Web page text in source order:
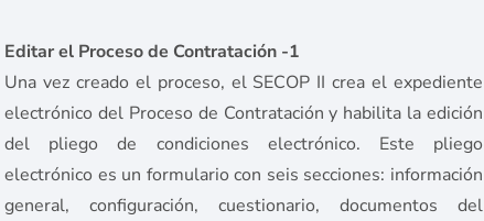
Editar el Proceso de Contratación -1
Una vez creado el proceso, el SECOP II crea el expediente
electrónico del Proceso de Contratación y habilita la edición
del pliego de condiciones electrónico. Este pliego
electrónico es un formulario con seis secciones: información
general, configuración, cuestionario, documentos del